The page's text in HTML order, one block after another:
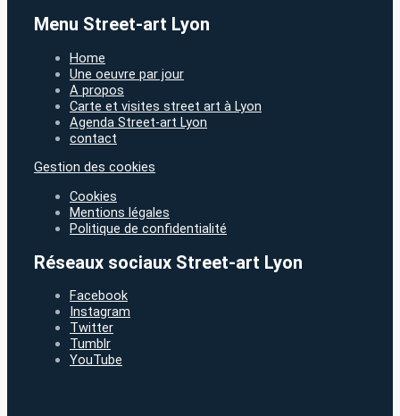
Menu Street-art Lyon
Home
Une oeuvre par jour
A propos
Carte et visites street art à Lyon
Agenda Street-art Lyon
contact
Gestion des cookies
Cookies
Mentions légales
Politique de confidentialité
Réseaux sociaux Street-art Lyon
Facebook
Instagram
Twitter
Tumblr
YouTube